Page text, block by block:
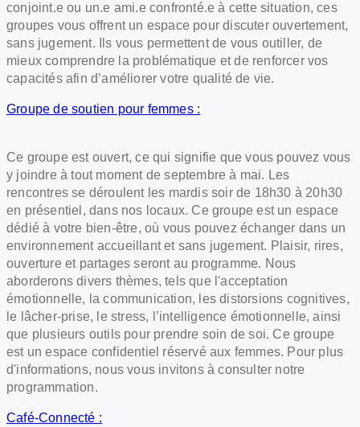
conjoint.e ou un.e ami.e confronté.e à cette situation, ces
groupes vous offrent un espace pour discuter ouvertement,
sans jugement. Ils vous permettent de vous outiller, de
mieux comprendre la problématique et de renforcer vos
capacités afin d’améliorer votre qualité de vie.
Groupe de soutien pour femmes :
Ce groupe est ouvert, ce qui signifie que vous pouvez vous
y joindre à tout moment de septembre à mai. Les
rencontres se déroulent les mardis soir de 18h30 à 20h30
en présentiel, dans nos locaux. Ce groupe est un espace
dédié à votre bien-être, où vous pouvez échanger dans un
environnement accueillant et sans jugement. Plaisir, rires,
ouverture et partages seront au programme. Nous
aborderons divers thèmes, tels que l'acceptation
émotionnelle, la communication, les distorsions cognitives,
le lâcher-prise, le stress, l’intelligence émotionnelle, ainsi
que plusieurs outils pour prendre soin de soi. Ce groupe
est un espace confidentiel réservé aux femmes. Pour plus
d'informations, nous vous invitons à consulter notre
programmation.
Café-Connecté :